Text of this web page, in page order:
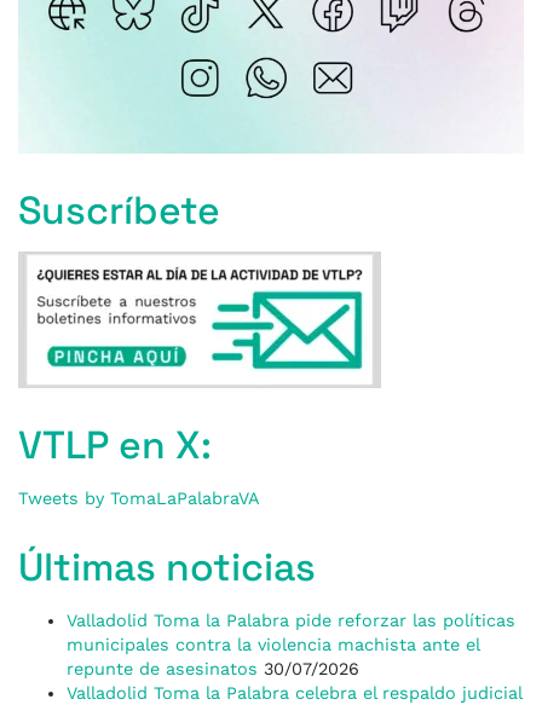
Suscríbete
VTLP en X:
Tweets by TomaLaPalabraVA
Últimas noticias
Valladolid Toma la Palabra pide reforzar las políticas
municipales contra la violencia machista ante el
repunte de asesinatos 30/07/2026
Valladolid Toma la Palabra celebra el respaldo judicial